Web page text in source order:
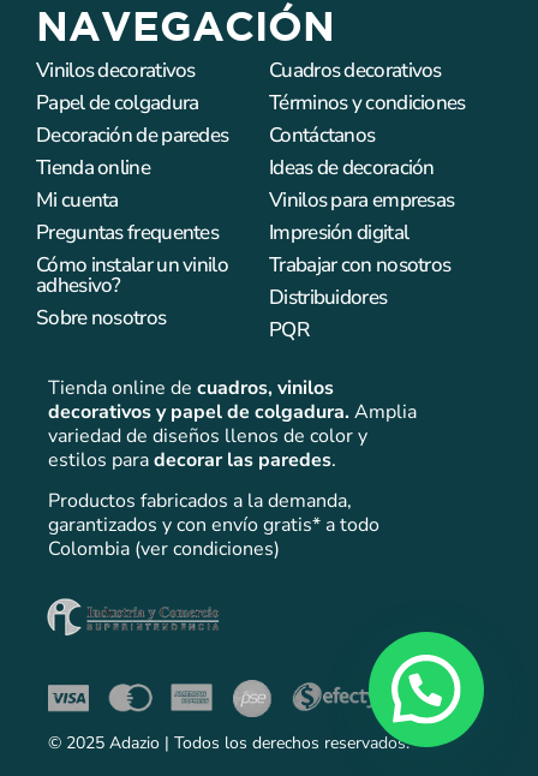
Tienda online de cuadros,vinilos
decorativos y papel de colgadura.Amplia
variedad de diseños llenos de color y
estilos paradecorar las paredes.
Productos fabricados a la demanda,
garantizados y con envío gratis* a todo
Colombia (ver condiciones)
© 2025 Adazio | Todos los derechos reservados.
NAVEGACIÓN
Vinilos decorativos
Papel de colgadura
Decoración de paredes
Tienda online
Mi cuenta
Preguntas frequentes
Cómo instalar un vinilo
adhesivo?
Sobre nosotros
Cuadros decorativos
Términos y condiciones
Contáctanos
Ideas de decoración
Vinilos para empresas
Impresión digital
Trabajar con nosotros
Distribuidores
PQR